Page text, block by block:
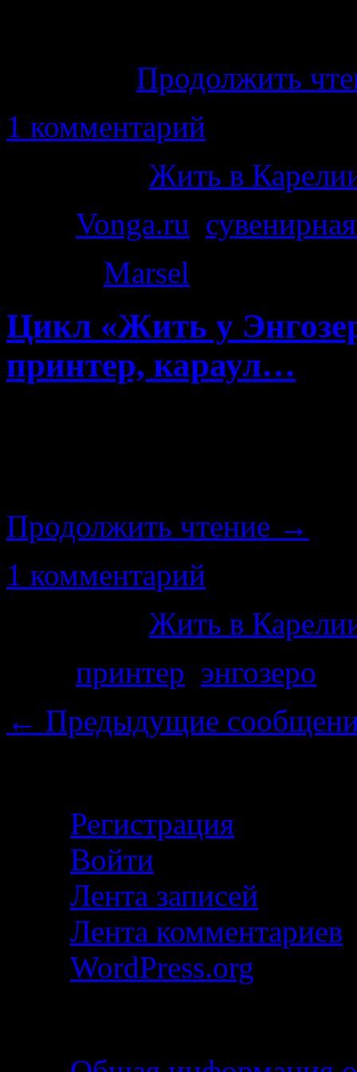
Продолжить
1 комментарий
Жить в
Vonga.ru
Marsel
Цикл «Жить у
принтер, караул…
Продолжить чтение →
1 комментарий
Жить в
принтер энгозеро
← Предыдущие
Регистрация
Войти
Лента записей
Лента комментариев
WordPress.org